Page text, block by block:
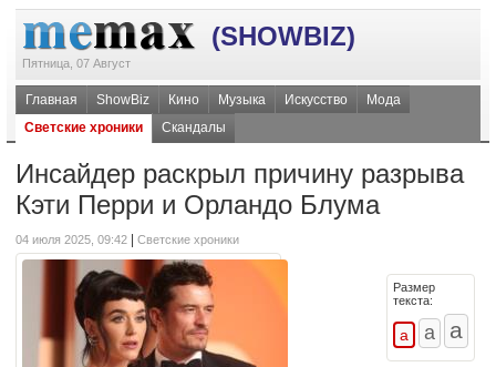
(SHOWBIZ)
Пятница, 07 Август
Главная ShowBiz Кино Музыка Искусство
Мода
Светские хроники
Скандалы
Инсайдер раскрыл причину разрыва
Кэти Перри и Орландо Блума
04 июля 2025, 09:42 Светские хроники
Размер
текста: